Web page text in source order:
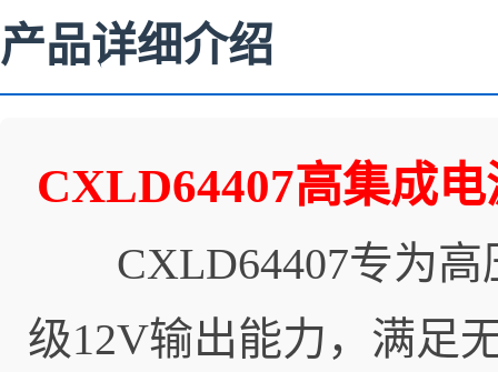
产品详细介绍
CXLD64407高集成
CXLD64407专为高
级12V输出能力，满足